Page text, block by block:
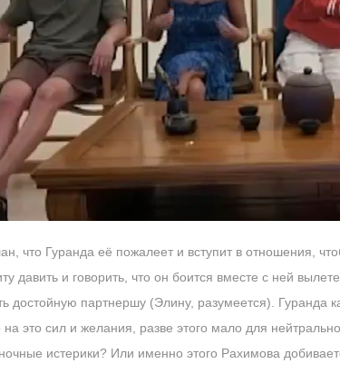
что Гуранда её пожалеет и вступит в отношения,
давить и говорить, что он боится вместе с ней
достойную партнершу (Элину, разумеется). Гуранда
на это сил и желания, разве этого мало для
истерики? Или именно этого Рахимова